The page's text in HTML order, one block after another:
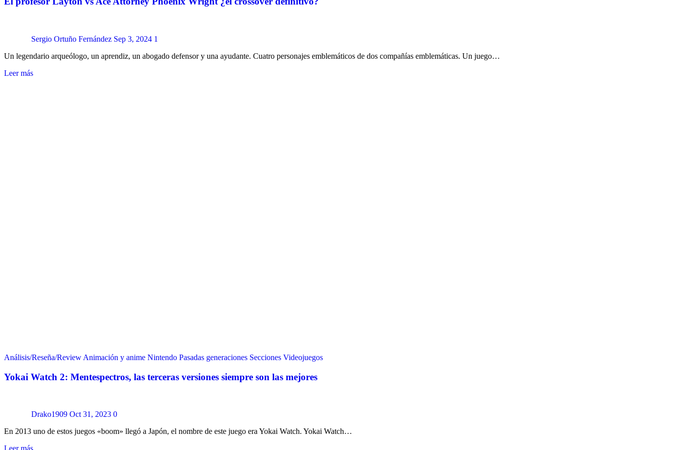
Sergio Ortuño Fernández Sep 3, 2024 1
Un legendario arqueólogo, un aprendiz, un abogado defensor y una ayudante. Cuatro personajes emblemáticos de dos compañías emblemáticas. Un juego…
Leer más
Análisis/Reseña/Review Animación y anime Nintendo Pasadas generaciones Secciones Videojuegos
Yokai Watch 2: Mentespectros, las terceras versiones siempre son las mejores
Drako1909 Oct 31, 2023 0
En 2013 uno de estos juegos «boom» llegó a Japón, el nombre de este juego era Yokai Watch. Yokai Watch…